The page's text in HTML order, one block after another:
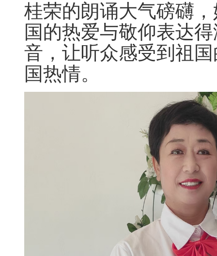
桂荣的朗诵大气磅礴
国的热爱与敬仰表达
音，让听众感受到祖
国热情。